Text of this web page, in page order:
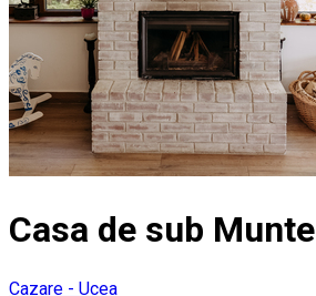
Casa de sub Munte
Cazare - Ucea